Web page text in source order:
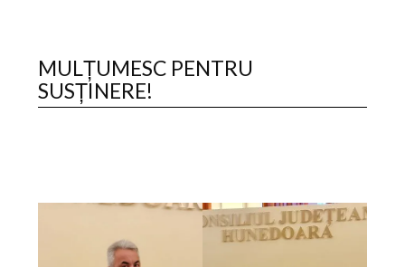
MULȚUMESC PENTRU
SUSȚINERE!